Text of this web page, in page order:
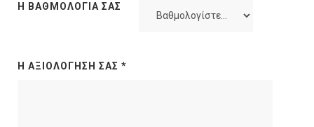
Η ΒΑΘΜΟΛΟΓΊΑ ΣΑΣ
Η ΑΞΙΟΛΌΓΗΣΉ ΣΑΣ *